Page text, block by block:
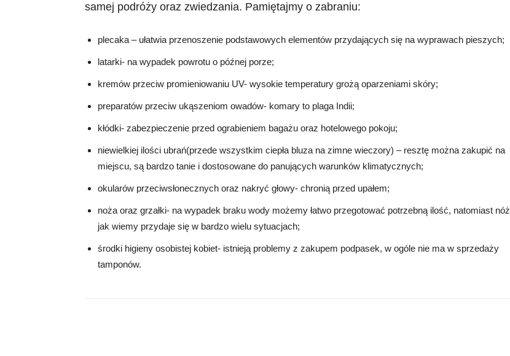
samej podróży oraz zwiedzania. Pamiętajmy o zabraniu:
plecaka – ułatwia przenoszenie podstawowych elementów przydających się na wyprawach pieszych;
latarki- na wypadek powrotu o późnej porze;
kremów przeciw promieniowaniu UV- wysokie temperatury grożą oparzeniami skóry;
preparatów przeciw ukąszeniom owadów- komary to plaga Indii;
kłódki- zabezpieczenie przed ograbieniem bagażu oraz hotelowego pokoju;
niewielkiej ilości ubrań(przede wszystkim ciepła bluza na zimne wieczory) – resztę można zakupić na
miejscu, są bardzo tanie i dostosowane do panujących warunków klimatycznych;
okularów przeciwsłonecznych oraz nakryć głowy- chronią przed upałem;
noża oraz grzałki- na wypadek braku wody możemy łatwo przegotować potrzebną ilość, natomiast nóż
jak wiemy przydaje się w bardzo wielu sytuacjach;
środki higieny osobistej kobiet- istnieją problemy z zakupem podpasek, w ogóle nie ma w sprzedaży
tamponów.